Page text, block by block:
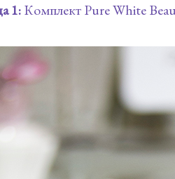
1:Комплект Pure White